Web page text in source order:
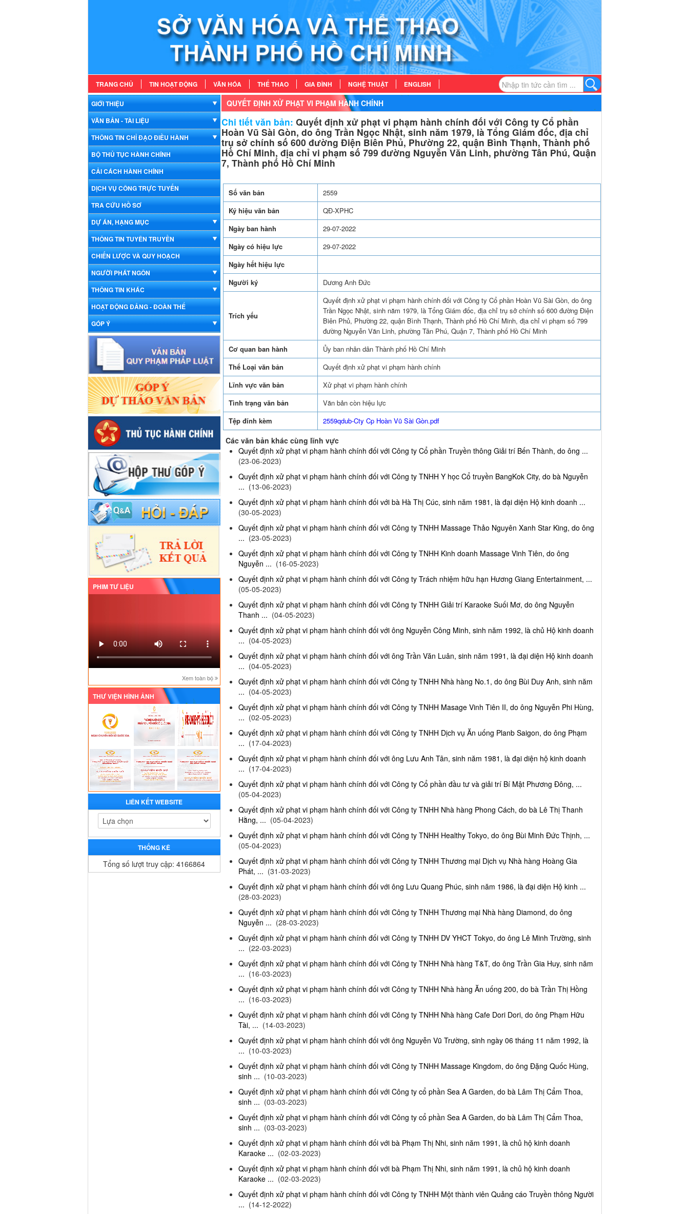
TRANG CHỦ TIN HOẠT ĐỘNG VĂN HÓA THỂ THAO GIA ĐÌNH NGHỆ THUẬT ENGLISH
GIỚI THIỆU
VĂN BẢN - TÀI LIỆU
THÔNG TIN CHỈ ĐẠO ĐIỀU HÀNH
BỘ THỦ TỤC HÀNH CHÍNH
CẢI CÁCH HÀNH CHÍNH
DỊCH VỤ CÔNG TRỰC TUYẾN
TRA CỨU HỒ SƠ
DỰ ÁN, HẠNG MỤC
THÔNG TIN TUYÊN TRUYỀN
CHIẾN LƯỢC VÀ QUY HOẠCH
NGƯỜI PHÁT NGÔN
THÔNG TIN KHÁC
HOẠT ĐỘNG ĐẢNG - ĐOÀN THỂ
GÓP Ý
PHIM TƯ LIỆU
Xem toàn bộ
THƯ VIỆN HÌNH ẢNH
LIÊN KẾT WEBSITE
THỐNG KÊ
Tổng số lượt truy cập: 4166864
QUYẾT ĐỊNH XỬ PHẠT VI PHẠM HÀNH CHÍNH
Chi tiết văn bản: Quyết định xử phạt vi phạm hành chính đối với Công ty Cổ phần
Hoàn Vũ Sài Gòn, do ông Trần Ngọc Nhật, sinh năm 1979, là Tổng Giám đốc, địa chỉ
trụ sở chính số 600 đường Điện Biên Phủ, Phường 22, quận Bình Thạnh, Thành phố
Hồ Chí Minh, địa chỉ vi phạm số 799 đường Nguyễn Văn Linh, phường Tân Phú, Quận
7, Thành phố Hồ Chí Minh
Số văn bản
2559
Ký hiệu văn bản
QĐ-XPHC
Ngày ban hành
29-07-2022
Ngày có hiệu lực
29-07-2022
Ngày hết hiệu lực
Người ký
Dương Anh Đức
Trích yếu
Quyết định xử phạt vi phạm hành chính đối với Công ty Cổ phần Hoàn Vũ Sài Gòn, do ông
Trần Ngọc Nhật, sinh năm 1979, là Tổng Giám đốc, địa chỉ trụ sở chính số 600 đường Điện
Biên Phủ, Phường 22, quận Bình Thạnh, Thành phố Hồ Chí Minh, địa chỉ vi phạm số 799
đường Nguyễn Văn Linh, phường Tân Phú, Quận 7, Thành phố Hồ Chí Minh
Cơ quan ban hành
Ủy ban nhân dân Thành phố Hồ Chí Minh
Thể Loại văn bản
Quyết định xử phạt vi phạm hành chính
Lĩnh vực văn bản
Xử phạt vi phạm hành chính
Tình trạng văn bản
Văn bản còn hiệu lực
Tệp đính kèm
2559qdub-Cty Cp Hoàn Vũ Sài Gòn.pdf
Các văn bản khác cùng lĩnh vực
Quyết định xử phạt vi phạm hành chính đối với Công ty Cổ phần Truyền thông Giải trí Bến Thành, do ông ...
(23-06-2023)
Quyết định xử phạt vi phạm hành chính đối với Công ty TNHH Y học Cổ truyền BangKok City, do bà Nguyễn
... (13-06-2023)
Quyết định xử phạt vi phạm hành chính đối với bà Hà Thị Cúc, sinh năm 1981, là đại diện Hộ kinh doanh ...
(30-05-2023)
Quyết định xử phạt vi phạm hành chính đối với Công ty TNHH Massage Thảo Nguyên Xanh Star King, do ông
... (23-05-2023)
Quyết định xử phạt vi phạm hành chính đối với Công ty TNHH Kinh doanh Massage Vinh Tiên, do ông
Nguyễn ... (16-05-2023)
Quyết định xử phạt vi phạm hành chính đối với Công ty Trách nhiệm hữu hạn Hương Giang Entertainment, ...
(05-05-2023)
Quyết định xử phạt vi phạm hành chính đối với Công ty TNHH Giải trí Karaoke Suối Mơ, do ông Nguyễn
Thanh ... (04-05-2023)
Quyết định xử phạt vi phạm hành chính đối với ông Nguyễn Công Minh, sinh năm 1992, là chủ Hộ kinh doanh
... (04-05-2023)
Quyết định xử phạt vi phạm hành chính đối với ông Trần Văn Luân, sinh năm 1991, là đại diện Hộ kinh doanh
... (04-05-2023)
Quyết định xử phạt vi phạm hành chính đối với Công ty TNHH Nhà hàng No.1, do ông Bùi Duy Anh, sinh năm
... (04-05-2023)
Quyết định xử phạt vi phạm hành chính đối với Công ty TNHH Masage Vinh Tiên II, do ông Nguyễn Phi Hùng,
... (02-05-2023)
Quyết định xử phạt vi phạm hành chính đối với Công ty TNHH Dịch vụ Ăn uống Planb Saigon, do ông Phạm
... (17-04-2023)
Quyết định xử phạt vi phạm hành chính đối với ông Lưu Anh Tân, sinh năm 1981, là đại diện hộ kinh doanh
... (17-04-2023)
Quyết định xử phạt vi phạm hành chính đối với Công ty Cổ phần đầu tư và giải trí Bí Mật Phương Đông, ...
(05-04-2023)
Quyết định xử phạt vi phạm hành chính đối với Công ty TNHH Nhà hàng Phong Cách, do bà Lê Thị Thanh
Hằng, ... (05-04-2023)
Quyết định xử phạt vi phạm hành chính đối với Công ty TNHH Healthy Tokyo, do ông Bùi Minh Đức Thịnh, ...
(05-04-2023)
Quyết định xử phạt vi phạm hành chính đối với Công ty TNHH Thương mại Dịch vụ Nhà hàng Hoàng Gia
Phát, ... (31-03-2023)
Quyết định xử phạt vi phạm hành chính đối với ông Lưu Quang Phúc, sinh năm 1986, là đại diện Hộ kinh ...
(28-03-2023)
Quyết định xử phạt vi phạm hành chính đối với Công ty TNHH Thương mại Nhà hàng Diamond, do ông
Nguyễn ... (28-03-2023)
Quyết định xử phạt vi phạm hành chính đối với Công ty TNHH DV YHCT Tokyo, do ông Lê Minh Trường, sinh
... (22-03-2023)
Quyết định xử phạt vi phạm hành chính đối với Công ty TNHH Nhà hàng T&T, do ông Trần Gia Huy, sinh năm
... (16-03-2023)
Quyết định xử phạt vi phạm hành chính đối với Công ty TNHH Nhà hàng Ăn uống 200, do bà Trần Thị Hồng
... (16-03-2023)
Quyết định xử phạt vi phạm hành chính đối với Công ty TNHH Nhà hàng Cafe Dori Dori, do ông Phạm Hữu
Tài, ... (14-03-2023)
Quyết định xử phạt vi phạm hành chính đối với ông Nguyễn Vũ Trường, sinh ngày 06 tháng 11 năm 1992, là
... (10-03-2023)
Quyết định xử phạt vi phạm hành chính đối với Công ty TNHH Massage Kingdom, do ông Đặng Quốc Hùng,
sinh ... (10-03-2023)
Quyết định xử phạt vi phạm hành chính đối với Công ty cổ phần Sea A Garden, do bà Lâm Thị Cẩm Thoa,
sinh ... (03-03-2023)
Quyết định xử phạt vi phạm hành chính đối với Công ty cổ phần Sea A Garden, do bà Lâm Thị Cẩm Thoa,
sinh ... (03-03-2023)
Quyết định xử phạt vi phạm hành chính đối với bà Phạm Thị Nhi, sinh năm 1991, là chủ hộ kinh doanh
Karaoke ... (02-03-2023)
Quyết định xử phạt vi phạm hành chính đối với bà Phạm Thị Nhi, sinh năm 1991, là chủ hộ kinh doanh
Karaoke ... (02-03-2023)
Quyết định xử phạt vi phạm hành chính đối với Công ty TNHH Một thành viên Quảng cáo Truyền thông Người
... (14-12-2022)